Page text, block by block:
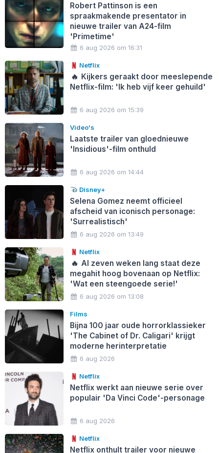
Robert Pattinson is een
spraakmakende presentator in
nieuwe trailer van A24-film
'Primetime'
6 aug 2026 om 16:31
Netflix
🔥 Kijkers geraakt door meeslepende
Netflix-film: 'Ik heb vijf keer gehuild'
6 aug 2026 om 15:39
Video's
Laatste trailer van gloednieuwe
'Insidious'-film onthuld
6 aug 2026 om 14:44
Disney+
Selena Gomez neemt officieel
afscheid van iconisch personage:
'Surrealistisch'
6 aug 2026 om 13:49
Netflix
🔥 Al zeven weken lang staat deze
megahit hoog bovenaan op Netflix:
'Wat een steengoede serie!'
6 aug 2026 om 13:08
Films
Bijna 100 jaar oude horrorklassieker
'The Cabinet of Dr. Caligari' krijgt
moderne herinterpretatie
6 aug 2026
Netflix
Netflix werkt aan nieuwe serie over
populair 'Da Vinci Code'-personage
6 aug 2026
Netflix
Netflix onthult trailer voor nieuwe